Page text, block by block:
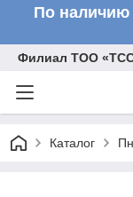
По наличию
Филиал ТОО
Каталог